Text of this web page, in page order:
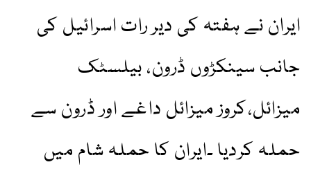
ایران نے ہفتہ کی دیر رات اسرائیل کی
جانب سینکڑوں ڈرون، بیلسٹک
میزائل،کروز میزائل داغے اور ڈرون سے
حملہ کردیا ۔ایران کا حملہ شام میں